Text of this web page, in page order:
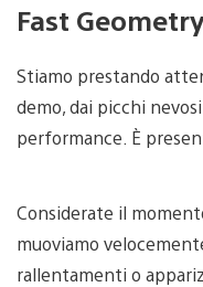
Fast
Stiamo prestando
demo, dai picchi
performance. È
Considerate il
muoviamo
rallentamenti o